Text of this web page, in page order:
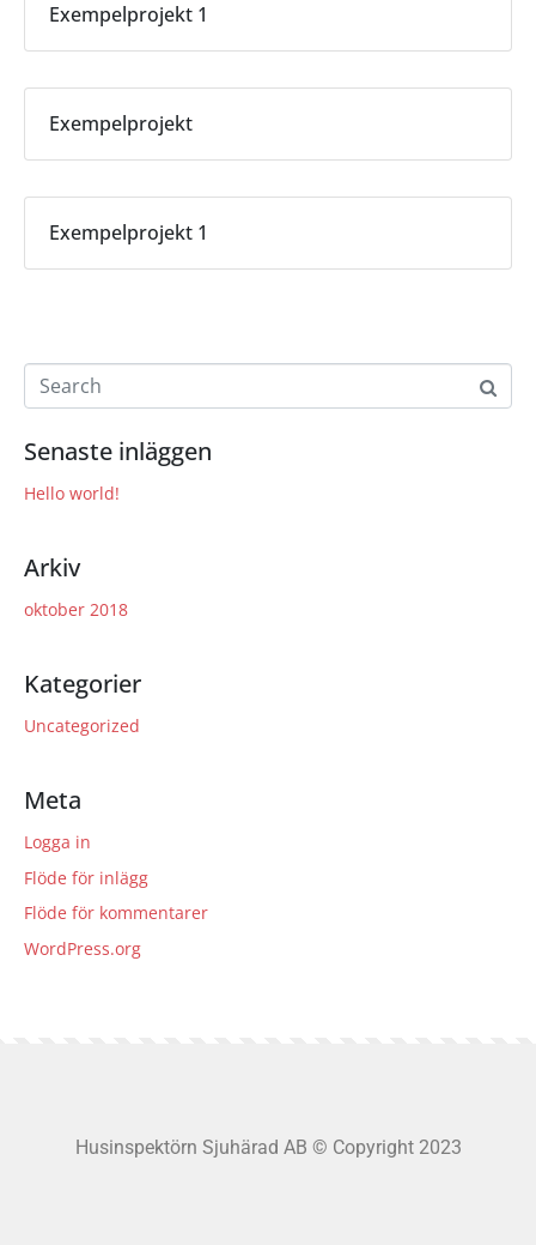
Exempelprojekt 1
Exempelprojekt
Exempelprojekt 1
Senaste inläggen
Hello world!
Arkiv
oktober 2018
Kategorier
Uncategorized
Meta
Logga in
Flöde för inlägg
Flöde för kommentarer
WordPress.org
Husinspektörn Sjuhärad AB © Copyright 2023